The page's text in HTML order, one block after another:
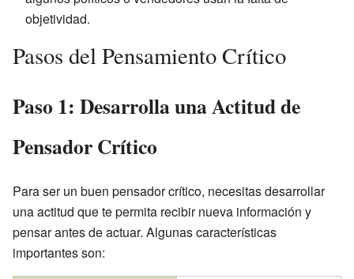
objetividad.
Pasos del Pensamiento Crítico
Paso 1: Desarrolla una Actitud de
Pensador Crítico
Para ser un buen pensador crítico, necesitas desarrollar
una actitud que te permita recibir nueva información y
pensar antes de actuar. Algunas características
importantes son: